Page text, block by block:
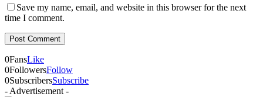
Save my name, email, and website in this browser for the next
time I comment.
0FansLike
0FollowersFollow
0SubscribersSubscribe
- Advertisement -